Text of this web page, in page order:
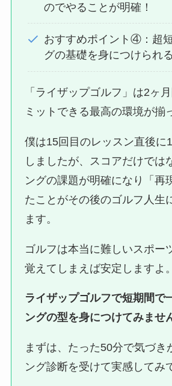
のでやることが明確！
おすすめポイント④：超
グの基礎を身につけられる
「ライザップゴルフ」は2ヶ
ミットできる最高の環境が揃
僕は15回目のレッスン直後に
しましたが、スコアだけでは
ングの課題が明確になり「再
たことがその後のゴルフ人生
ます。
ゴルフは本当に難しいスポー
覚えてしまえば安定しますよ。
ライザップゴルフで短期間で
ングの型を身につけてみませ
まずは、たった50分で気づき
ング診断を受けて実感してみ